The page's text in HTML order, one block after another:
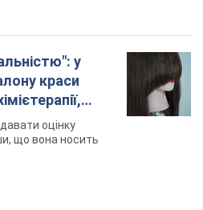
у
краси
Фотооцінку
що вона носить